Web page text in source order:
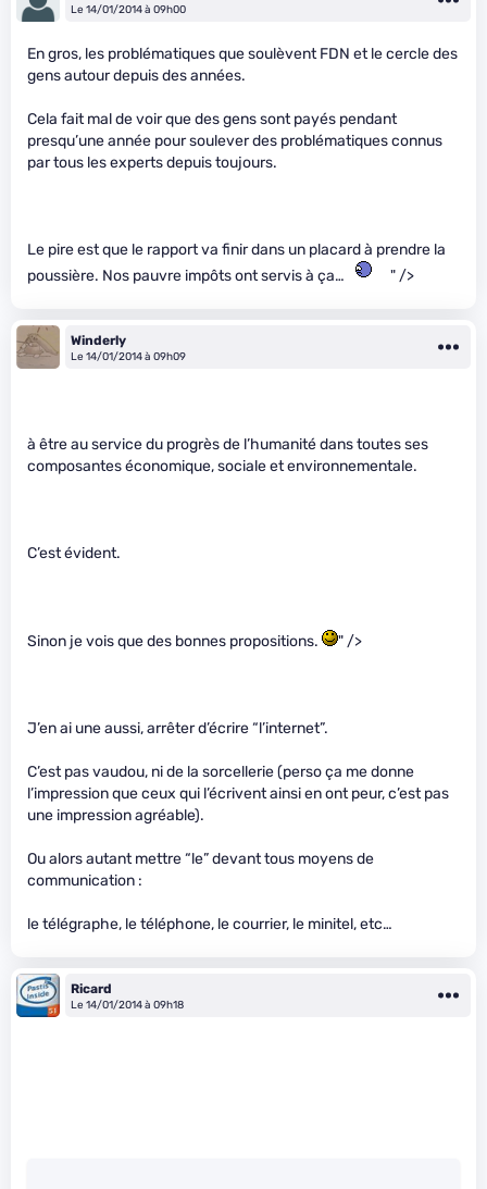
Le 14/01/2014 à 09h00
En gros, les problématiques que soulèvent FDN et le cercle des
gens autour depuis des années.
Cela fait mal de voir que des gens sont payés pendant
presqu’une année pour soulever des problématiques connus
par tous les experts depuis toujours.
Le pire est que le rapport va finir dans un placard à prendre la
poussière. Nos pauvre impôts ont servis à ça…
" />
Winderly
Le 14/01/2014 à 09h09
à être au service du progrès de l’humanité dans toutes ses
composantes économique, sociale et environnementale.
C’est évident.
Sinon je vois que des bonnes propositions. " />
J’en ai une aussi, arrêter d’écrire “l’internet”.
C’est pas vaudou, ni de la sorcellerie (perso ça me donne
l’impression que ceux qui l’écrivent ainsi en ont peur, c’est pas
une impression agréable).
Ou alors autant mettre “le” devant tous moyens de
communication :
le télégraphe, le téléphone, le courrier, le minitel, etc…
Ricard
Le 14/01/2014 à 09h18